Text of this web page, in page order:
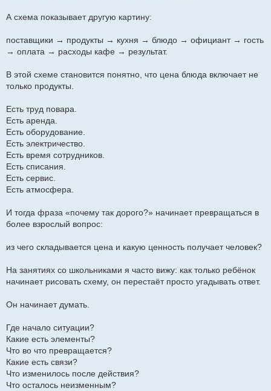
А схема показывает другую картину:
поставщики → продукты → кухня → блюдо → официант → гость
→ оплата → расходы кафе → результат.
В этой схеме становится понятно, что цена блюда включает не
только продукты.
Есть труд повара.
Есть аренда.
Есть оборудование.
Есть электричество.
Есть время сотрудников.
Есть списания.
Есть сервис.
Есть атмосфера.
И тогда фраза «почему так дорого?» начинает превращаться в
более взрослый вопрос:
из чего складывается цена и какую ценность получает человек?
На занятиях со школьниками я часто вижу: как только ребёнок
начинает рисовать схему, он перестаёт просто угадывать ответ.
Он начинает думать.
Где начало ситуации?
Какие есть элементы?
Что во что превращается?
Какие есть связи?
Что изменилось после действия?
Что осталось неизменным?